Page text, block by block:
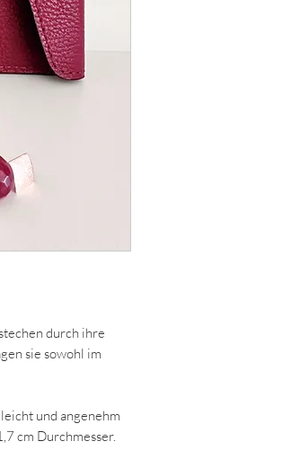
durch ihre
sie sowohl im
und angenehm
cm Durchmesser.